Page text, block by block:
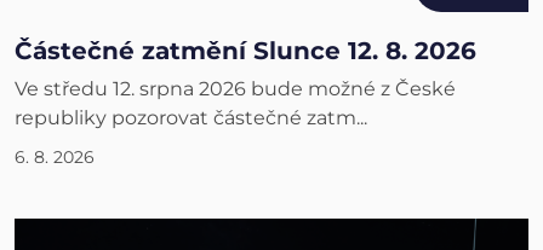
Částečné zatmění Slunce 12. 8. 2026
Ve středu 12. srpna 2026 bude možné z České
republiky pozorovat částečné zatm...
6. 8. 2026